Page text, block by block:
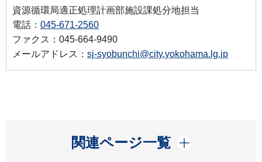
資源循環局適正処理計画部施設課処分地担当
電話： 045-671-2560
ファクス：045-664-9490
メールアドレス： sj-syobunchi@city.yokohama.lg.jp
関連ページ一覧
開く